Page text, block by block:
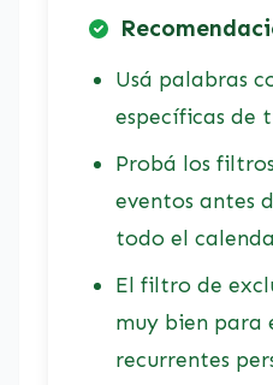
Usá palabras
específicas de
Probá los
eventos antes
todo el
El filtro de
muy bien para
recurrentes